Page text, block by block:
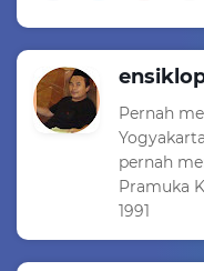
Pernah
pernah
Pramuka
1991